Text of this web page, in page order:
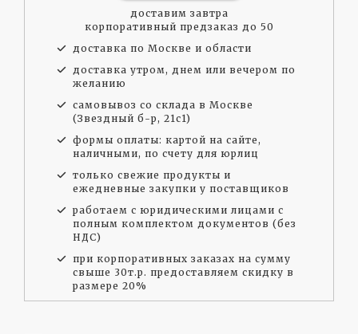
доставим завтра
корпоративный предзаказ до 50
доставка по Москве и области
доставка утром, днем или вечером по
желанию
самовывоз со склада в Москве
(Звездный б-р, 21с1)
формы оплаты: картой на сайте,
наличными, по счету для юрлиц
только свежие продукты и
ежедневные закупки у поставщиков
работаем с юридическими лицами с
полным комплектом документов (без
НДС)
при корпоративных заказах на сумму
свыше 30т.р. предоставляем скидку в
размере 20%